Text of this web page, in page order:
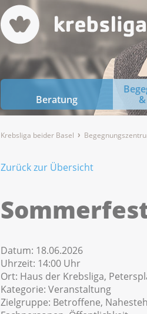
Beratung
Krebsliga beider Basel
Zurück zur Übersicht
Datum: 18.06.2026
Uhrzeit: 14:00 Uhr
Ort: Haus der Krebsliga,
Kategorie: Veranstaltung
Zielgruppe: Betroffene,